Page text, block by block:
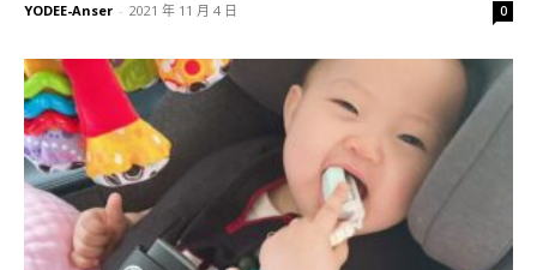
YODEE-Anser - 2021 年 11 月 4 日 0